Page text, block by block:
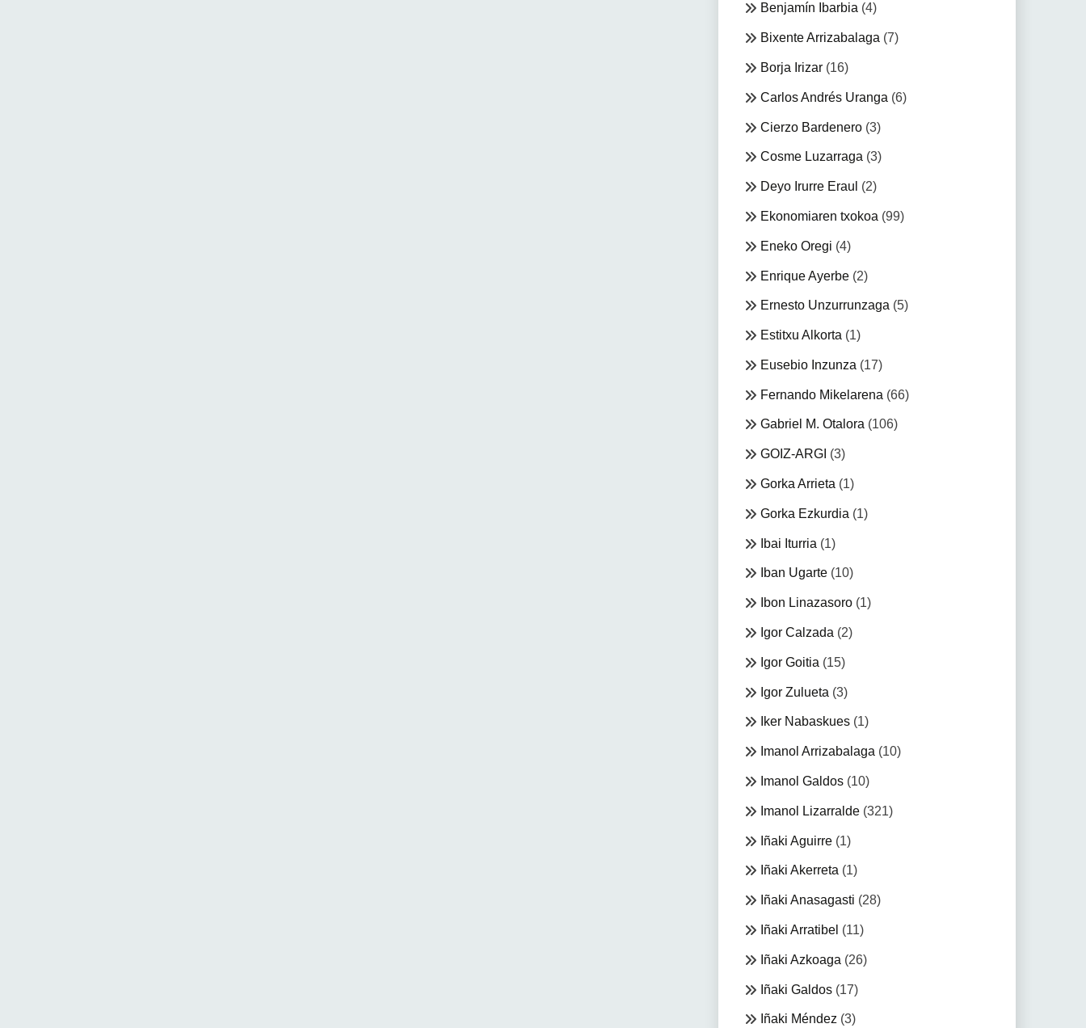
Benjamín Ibarbia (4)
Bixente Arrizabalaga (7)
Borja Irizar(16)
Carlos Andrés Uranga (6)
Cierzo Bardenero(3)
Cosme Luzarraga (3)
Deyo Irurre Eraul (2)
Ekonomiaren txokoa (99)
Eneko Oregi (4)
Enrique Ayerbe(2)
Ernesto Unzurrunzaga (5)
Estitxu Alkorta (1)
Eusebio Inzunza (17)
Fernando Mikelarena (66)
Gabriel M. Otalora(106)
GOIZ-ARGI (3)
Gorka Arrieta (1)
Gorka Ezkurdia (1)
Ibai Iturria (1)
Iban Ugarte(10)
Ibon Linazasoro(1)
Igor Calzada (2)
Igor Goitia (15)
Igor Zulueta (3)
Iker Nabaskues(1)
Imanol Arrizabalaga (10)
Imanol Galdos(10)
Imanol Lizarralde(321)
Iñaki Aguirre(1)
Iñaki Akerreta(1)
Iñaki Anasagasti (28)
Iñaki Arratibel (11)
Iñaki Azkoaga (26)
Iñaki Galdos(17)
Iñaki Méndez(3)